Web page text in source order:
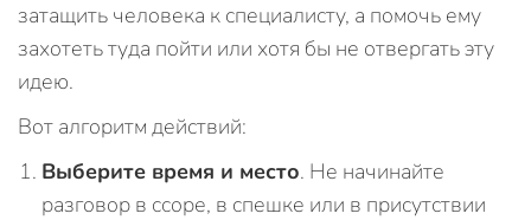
затащить человека к специалисту, а помочь ему
захотеть туда пойти или хотя бы не отвергать эту
идею.
Вот алгоритм действий:
Выберите время и место. Не начинайте
разговор в ссоре, в спешке или в присутствии